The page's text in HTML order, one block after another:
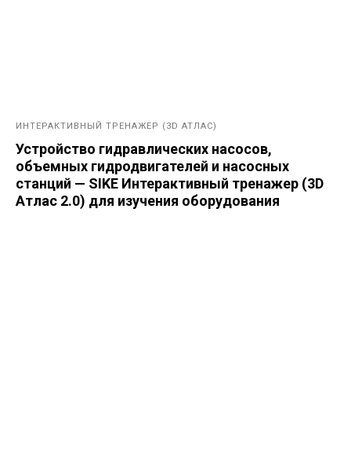
ИНТЕРАКТИВНЫЙ ТРЕНАЖЕР (3D АТЛАС)
Устройство гидравлических насосов,
объемных гидродвигателей и насосных
станций — SIKE Интерактивный тренажер (3D
Атлас 2.0) для изучения оборудования